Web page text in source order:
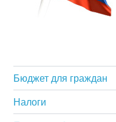
Бюджет для граждан
Налоги